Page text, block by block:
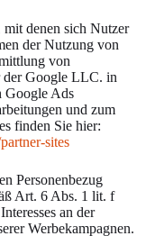
denen sich Nutzer
der Nutzung von
von
der Google LLC. in
Google Ads
und zum
finden Sie hier:
sites
Personenbezug
Art. 6 Abs. 1 lit. f
an der
Werbekampagnen.